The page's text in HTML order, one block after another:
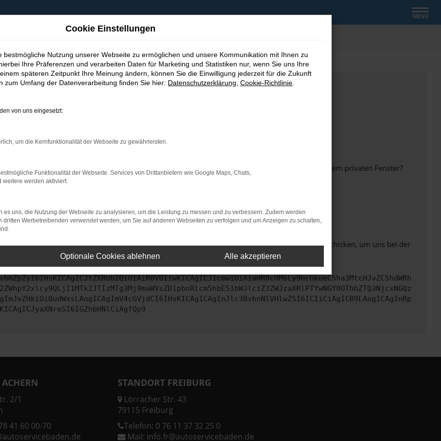
MENÜ
bestimmter Seiten verhindern. Funktioniert die Seite in einem anderen Browser oder in einem privaten Fenster?
beheben.
auf dem neuesten Stand sind.
kann auch dazu führen, dass bestimmte Funktionen nicht mehr unterstützt werden.
uns bitte. Wir werden versuchen, das Problem zu beheben. Du kannst uns diesen Text schicken, um uns bei der
2/1
41 60 00-70
STANDORT FREIBURG
Lörracher Str. 43
79115 Freiburg
Telefon: 0 76 11 37 32 25 0
Mail: info.fr@autoservicebaden.de
Cookie Einstellungen
bestmögliche Nutzung unserer Webseite zu ermöglichen und unsere Kommunikation mit Ihnen zu
Ihre Präferenzen und verarbeiten Daten für Marketing und Statistiken nur, wenn Sie uns Ihre
späteren Zeitpunkt Ihre Meinung ändern, können Sie die Einwilligung jederzeit für die Zukunft
zum Umfang der Datenverarbeitung finden Sie hier: Datenschutzerklärung Cookie-Richtlinie
von uns eingesetzt:
um die Kernfunktionalität der Webseite zu gewährleisten.
Funktionalität der Webseite. Services von Drittanbietern wie Google Maps, Chats,
weitere werden aktiviert.
es uns, die Nutzung der Webseite zu analysieren, um die Leistung zu messen und zu verbessern. Zudem werden
dritten Werbetreibenden verwendet werden, um Sie auf anderen Webseiten zu verfolgen und um Anzeigen zu schalten,
Optionale Cookies ablehnen Alle akzeptieren